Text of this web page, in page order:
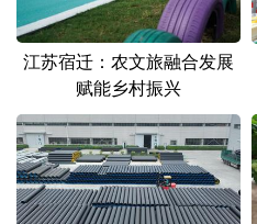
Deutsch Português
江苏宿迁：农文旅融合发展
赋能乡村振兴